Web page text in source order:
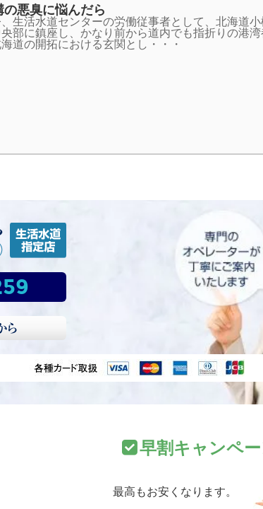
悪臭に悩んだら
生活水道センターの労働従事者として、北海道
部に鎮座し、かなり前から道内でも指折りの港
道の開拓における玄関とし・・・
早割キャンペ
最高もお安くなります。